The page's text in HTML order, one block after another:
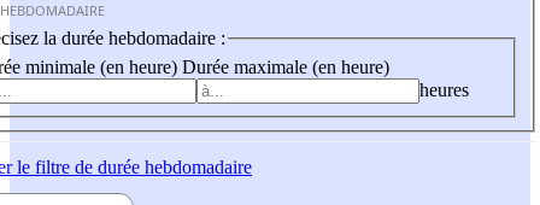
la durée hebdomadaire :
minimale (en heure) Durée maximale (en heure)
heures
le filtre de durée hebdomadaire